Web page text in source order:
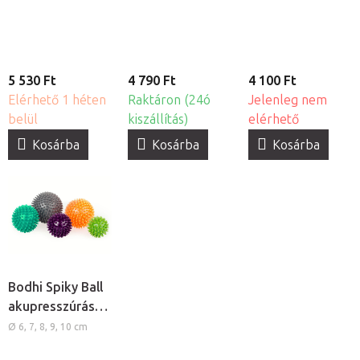
5 530 Ft
Elérhető 1 héten
belül
Kosárba
4 790 Ft
Raktáron (24ó
kiszállítás)
Kosárba
4 100 Ft
Jelenleg nem
elérhető
Kosárba
Bodhi Spiky Ball
akupresszúrás
masszázslabdák,
Ø 6, 7, 8, 9, 10 cm